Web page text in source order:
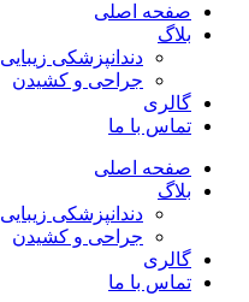
صفحه اصلی
بلاگ
دندانپزشکی زیبایی
جراحی و کشیدن
گالری
تماس با ما
صفحه اصلی
بلاگ
دندانپزشکی زیبایی
جراحی و کشیدن
گالری
تماس با ما